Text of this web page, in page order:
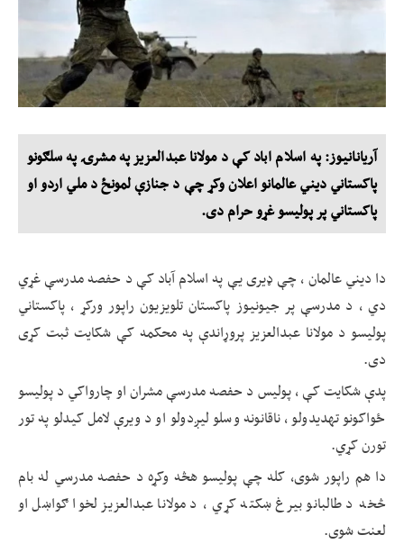
آریانانیوز: په اسلام اباد کې د مولانا عبدالعزیز په مشرۍ په سلګونو
پاکستاني دیني عالمانو اعلان وکړ چې د جنازې لمونځ د ملي اردو او
پاکستاني پر پولیسو غړو حرام دی.
دا دیني عالمان ، چې ډیری یې په اسلام آباد کې د حفصه مدرسې غړي
دي ، د مدرسې پر جیونیوز پاکستان تلویزیون راپور ورکړ ، پاکستاني
پولیسو د مولانا عبدالعزیز پروړاندې په محکمه کې شکایت ثبت کړی
دی.
پدې شکایت کې ، پولیس د حفصه مدرسې مشران او چارواکي د پولیسو
ځواکونو تهدیدولو ، ناقانونه وسلو لیږدولو او د ویرې لامل کیدلو په تور
تورن کړي.
دا هم راپور شوی، کله چې پولیسو هڅه وکړه د حفصه مدرسي له بام
څخه د طالبانو بیرغ ښکته کړي ، د مولانا عبدالعزیز لخوا ګواښل او
لعنت شوی.